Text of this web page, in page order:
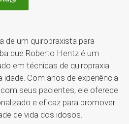
de um quiropraxista para
que Roberto Hentz é um
em técnicas de quiropraxia
Com anos de experiência
seus pacientes, ele oferece
e eficaz para promover
de vida dos idosos.